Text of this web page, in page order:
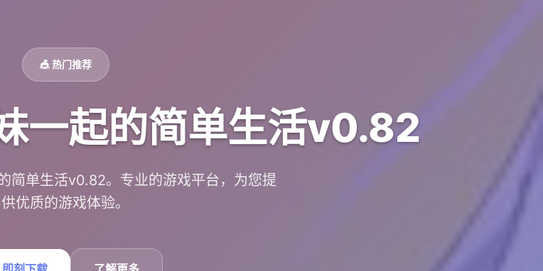
🎪 热门推荐
一起的简单生活v0.82
简单生活v0.82。专业的游戏平台，为您提
供优质的游戏体验。